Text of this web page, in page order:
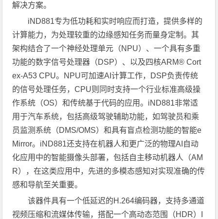
解决方案。
iND881专为低功耗和实时响应而打造，提供多样的
计算能力，为处理较重的边缘感知任务而量身定制。其
架构结合了一个神经处理单元（NPU）、一个具有多重
功能的数字信号处理器（DSP）、以及四核ARM® Cort
ex-A53 CPU。NPU可加速AI计算工作，DSP负责传统
的信号处理任务，CPU则同时支持一个行业标准高级操
作系统（OS）和传统基于代码的应用。iND881非常适
用于汽车系统，包括高级驾驶辅助功能，如驾驶员和乘
员监测系统（DMS/OMS）和具有盲点检测功能的智能e
Mirror。iND881还支持在机器人和更广泛的物理AI自动
化应用中的智能摄像头部署，包括自主移动机器人（AM
R），在这类应用中，先进的多模态感知对实现准确的传
感和导航至关重要。
该器件具有一个低延迟的H.264编码器，支持多通道
视频压缩和流媒体传输，搭配一个高动态范围（HDR）I